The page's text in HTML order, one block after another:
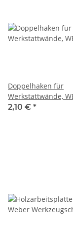
Doppelhaken für
Werkstattwände,
2,10 € *